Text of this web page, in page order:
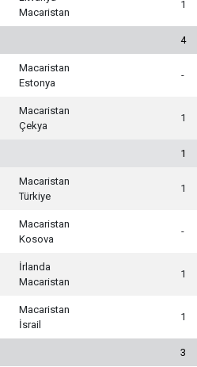
Macaristan
1
4
Macaristan
Estonya
-
Macaristan
Çekya
1
1
Macaristan
Türkiye
1
Macaristan
Kosova
-
İrlanda
Macaristan
1
Macaristan
İsrail
1
3